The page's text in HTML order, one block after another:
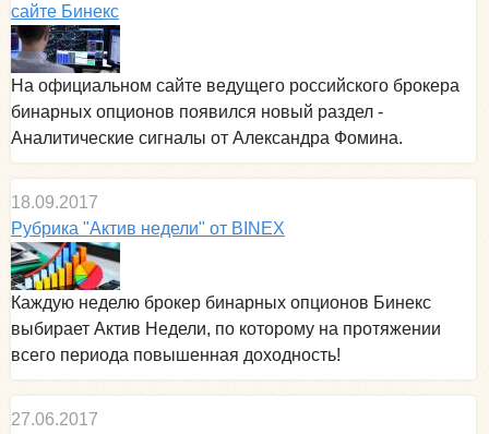
сайте Бинекс
На официальном сайте ведущего российского брокера
бинарных опционов появился новый раздел -
Аналитические сигналы от Александра Фомина.
18.09.2017
Рубрика "Актив недели" от BINEX
Каждую неделю брокер бинарных опционов Бинекс
выбирает Актив Недели, по которому на протяжении
всего периода повышенная доходность!
27.06.2017